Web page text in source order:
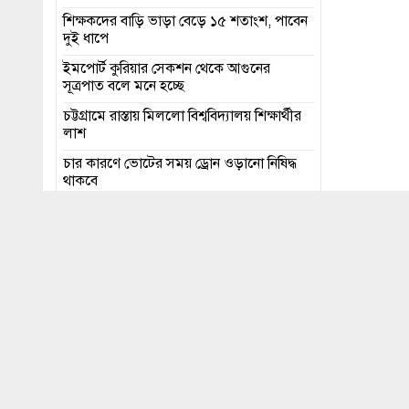
শিক্ষকদের বাড়ি ভাড়া বেড়ে ১৫ শতাংশ, পাবেন
দুই ধাপে
ইমপোর্ট কুরিয়ার সেকশন থেকে আগুনের
সূত্রপাত বলে মনে হচ্ছে
চট্টগ্রামে রাস্তায় মিললো বিশ্ববিদ্যালয় শিক্ষার্থীর
লাশ
চার কারণে ভোটের সময় ড্রোন ওড়ানো নিষিদ্ধ
থাকবে